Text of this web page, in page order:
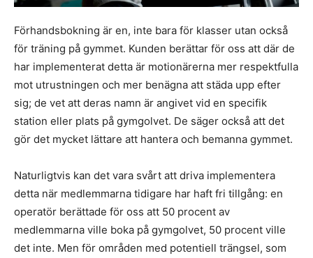
Förhandsbokning är en, inte bara för klasser utan också
för träning på gymmet. Kunden berättar för oss att där de
har implementerat detta är motionärerna mer respektfulla
mot utrustningen och mer benägna att städa upp efter
sig; de vet att deras namn är angivet vid en specifik
station eller plats på gymgolvet. De säger också att det
gör det mycket lättare att hantera och bemanna gymmet.
Naturligtvis kan det vara svårt att driva implementera
detta när medlemmarna tidigare har haft fri tillgång: en
operatör berättade för oss att 50 procent av
medlemmarna ville boka på gymgolvet, 50 procent ville
det inte. Men för områden med potentiell trängsel, som